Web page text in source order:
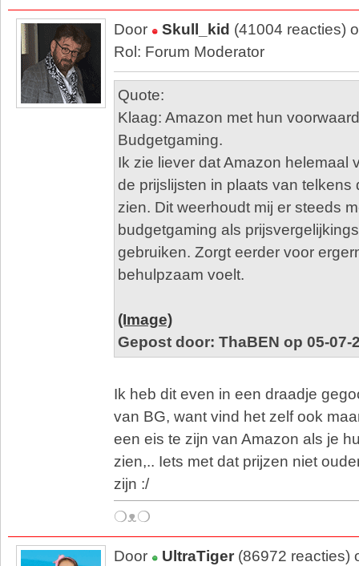
Door Skull_kid (41004 reacties)
Rol: Forum Moderator
Quote:
Klaag: Amazon met hun
Budgetgaming.
Ik zie liever dat Amazon helemaal
de prijslijsten in plaats van telkens
zien. Dit weerhoudt mij er steeds
budgetgaming als
gebruiken. Zorgt eerder voor
behulpzaam voelt.
(Image)
Gepost door: ThaBEN op 05-07-
Ik heb dit even in een draadje
van BG, want vind het zelf ook
een eis te zijn van Amazon als je
zien,.. Iets met dat prijzen niet
zijn :/
❍ᴥ❍
Door UltraTiger (86972 reacties)